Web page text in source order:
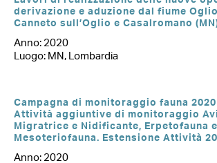
derivazione e aduzione dal fiume
Canneto sull’Oglio e Casalromano
Anno: 2020
Luogo: MN, Lombardia
Campagna di monitoraggio fauna
Attività aggiuntive di monitoraggio
Migratrice e Nidificante, Erpetofauna e
Mesoteriofauna. Estensione Attività
Anno: 2020